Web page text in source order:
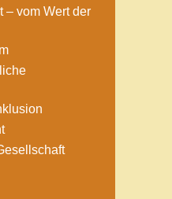
– vom Wert der